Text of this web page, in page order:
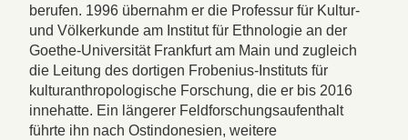
berufen. 1996 übernahm er die Professur für Kultur-
und Völkerkunde am Institut für Ethnologie an der
Goethe-Universität Frankfurt am Main und zugleich
die Leitung des dortigen Frobenius-Instituts für
kulturanthropologische Forschung, die er bis 2016
innehatte. Ein längerer Feldforschungsaufenthalt
führte ihn nach Ostindonesien, weitere